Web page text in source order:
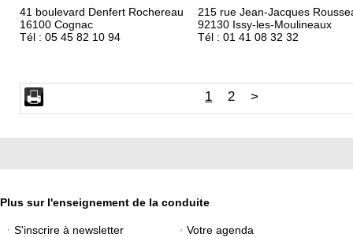
41 boulevard Denfert Rochereau
16100 Cognac
Tél : 05 45 82 10 94
215 rue Jean-Jacques
92130 Issy-les-Moulineaux
Tél : 01 41 08 32 32
1 2 >
Plus sur l'enseignement de la conduite
S'inscrire à newsletter
Votre agenda